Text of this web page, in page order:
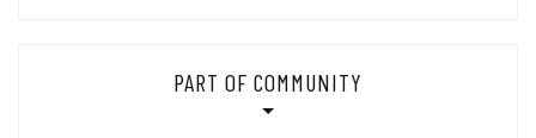
PART OF COMMUNITY